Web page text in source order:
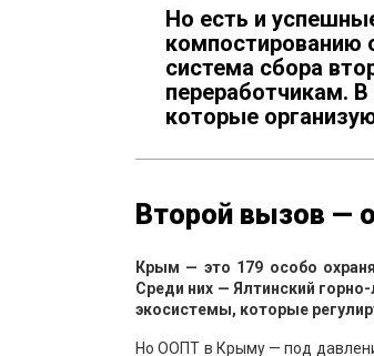
Но есть и
компостированию
система сбора
переработчикам.
которые
Второй вызов —
Крым — это 179 особо
Среди них — Ялтинский
экосистемы, которые
Но ООПТ в Крыму — под